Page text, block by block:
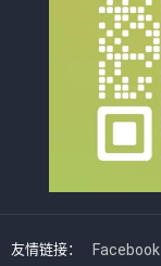
友情链接： Facebook